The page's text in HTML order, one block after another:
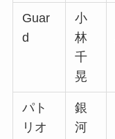
Guar
d
小
林
千
晃
パト
リオ
銀
河